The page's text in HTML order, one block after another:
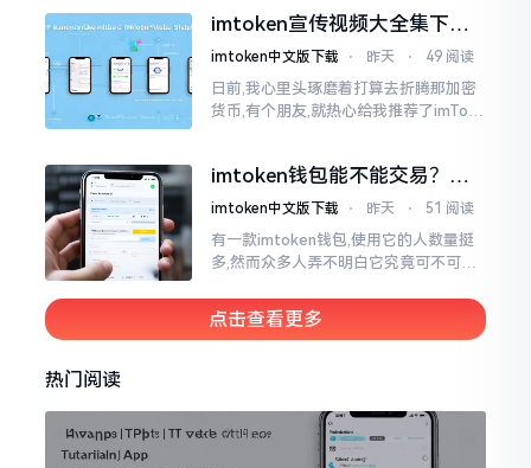
一个“钱包”而已
imtoken宣传视频大全集下
载，新手看完就懂怎么用
imtoken中文版下载 ⋅ 昨天 ⋅ 49 阅读
日前,我心里头琢磨着打算去折腾那加密
货币,有个朋友,就热心给我推荐了imTok
imtoken钱包能不能交易？一
文说清楚
imtoken中文版下载 ⋅ 昨天 ⋅ 51 阅读
有一款imtoken钱包,使用它的人数量挺
多,然而众多人弄不明白它究竟可不可以
钱包和交易所原本就是不同的事物,像是
存钱罐与菜市场那般
点击查看更多
热门阅读